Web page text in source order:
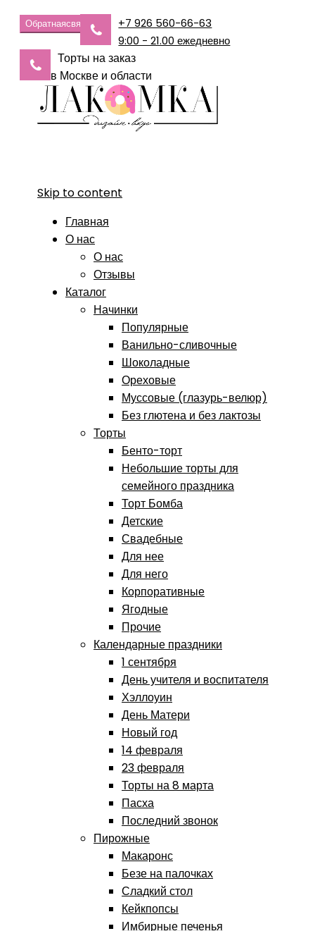
Обратнаясвязь
+7 926 560-66-63
9:00 - 21.00 ежедневно
Торты на заказ
в Москве и области
Skip to content
Главная
О нас
О нас
Отзывы
Каталог
Начинки
Популярные
Ванильно-сливочные
Шоколадные
Ореховые
Муссовые (глазурь-велюр)
Без глютена и без лактозы
Торты
Бенто-торт
Небольшие торты для
семейного праздника
Торт Бомба
Детские
Свадебные
Для нее
Для него
Корпоративные
Ягодные
Прочие
Календарные праздники
1 сентября
День учителя и воспитателя
Хэллоуин
День Матери
Новый год
14 февраля
23 февраля
Торты на 8 марта
Пасха
Последний звонок
Пирожные
Макаронс
Безе на палочках
Сладкий стол
Кейкпопсы
Имбирные печенья